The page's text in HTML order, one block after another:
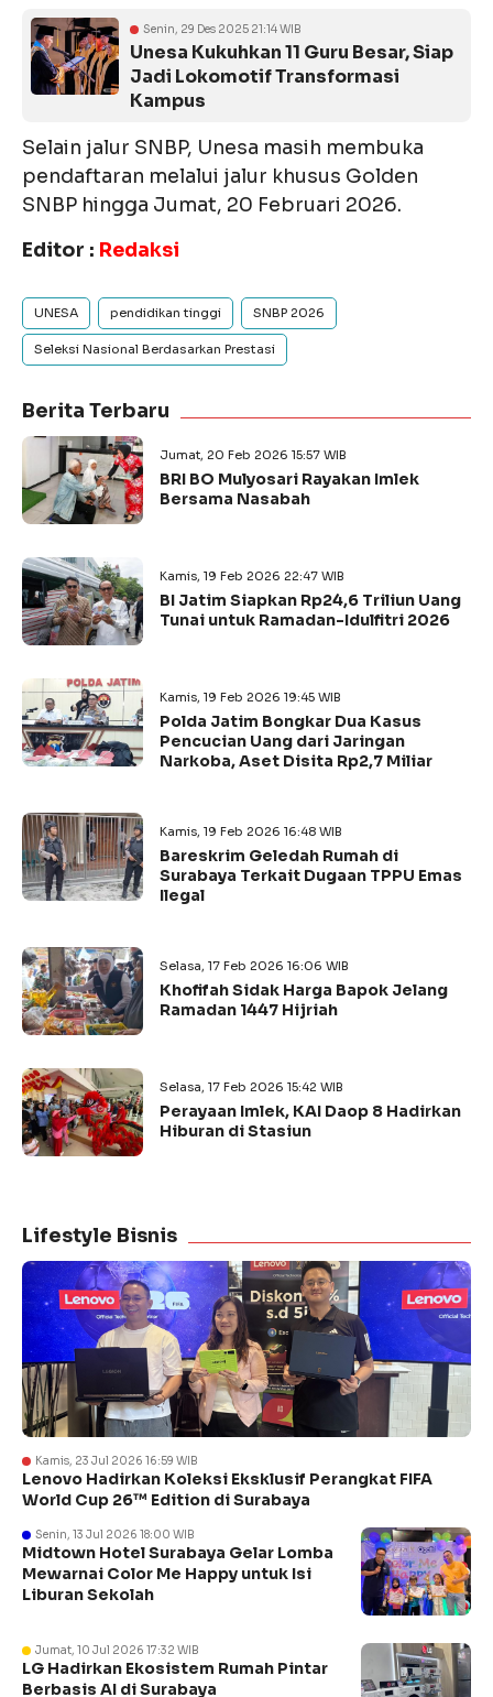
Senin, 29 Des 2025 21:14 WIB
Unesa Kukuhkan 11 Guru Besar, Siap
Jadi Lokomotif Transformasi
Kampus
Selain jalur SNBP, Unesa masih membuka
pendaftaran melalui jalur khusus Golden
SNBP hingga Jumat, 20 Februari 2026.
Editor : Redaksi
UNESA pendidikan tinggi SNBP 2026
Seleksi Nasional Berdasarkan Prestasi
Berita Terbaru
Jumat, 20 Feb 2026 15:57 WIB
BRI BO Mulyosari Rayakan Imlek
Bersama Nasabah
Kamis, 19 Feb 2026 22:47 WIB
BI Jatim Siapkan Rp24,6 Triliun Uang
Tunai untuk Ramadan-Idulfitri 2026
Kamis, 19 Feb 2026 19:45 WIB
Polda Jatim Bongkar Dua Kasus
Pencucian Uang dari Jaringan
Narkoba, Aset Disita Rp2,7 Miliar
Kamis, 19 Feb 2026 16:48 WIB
Bareskrim Geledah Rumah di
Surabaya Terkait Dugaan TPPU Emas
Ilegal
Selasa, 17 Feb 2026 16:06 WIB
Khofifah Sidak Harga Bapok Jelang
Ramadan 1447 Hijriah
Selasa, 17 Feb 2026 15:42 WIB
Perayaan Imlek, KAI Daop 8 Hadirkan
Hiburan di Stasiun
Lifestyle Bisnis
Kamis, 23 Jul 2026 16:59 WIB
Lenovo Hadirkan Koleksi Eksklusif Perangkat FIFA
World Cup 26™ Edition di Surabaya
Senin, 13 Jul 2026 18:00 WIB
Midtown Hotel Surabaya Gelar Lomba
Mewarnai Color Me Happy untuk Isi
Liburan Sekolah
Jumat, 10 Jul 2026 17:32 WIB
LG Hadirkan Ekosistem Rumah Pintar
Berbasis AI di Surabaya